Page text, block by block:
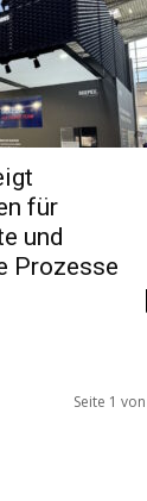
für
und
Prozesse
Seite 1